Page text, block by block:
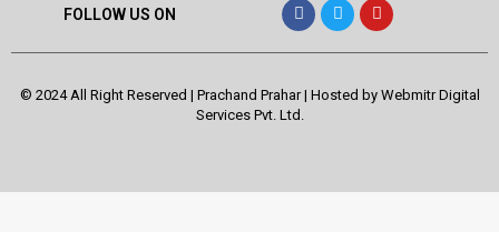
FOLLOW US ON
© 2024 All Right Reserved | Prachand Prahar | Hosted by Webmitr Digital
Services Pvt. Ltd.